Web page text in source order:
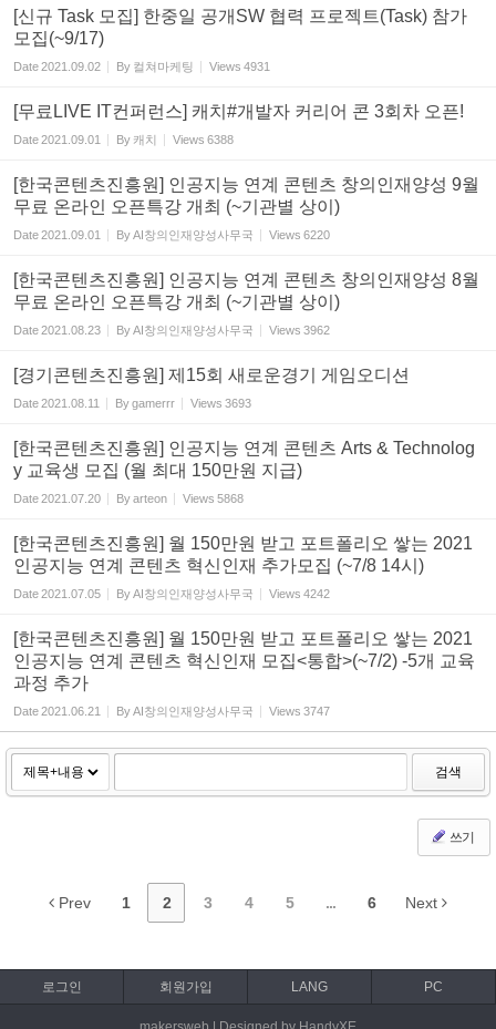
[신규 Task 모집] 한중일 공개SW 협력 프로젝트(Task) 참가
모집(~9/17)
Date2021.09.02 By 컬쳐마케팅 Views 4931
[무료LIVE IT컨퍼런스] 캐치#개발자 커리어 콘 3회차 오픈!
Date2021.09.01 By 캐치 Views 6388
[한국콘텐츠진흥원] 인공지능 연계 콘텐츠 창의인재양성 9월
무료 온라인 오픈특강 개최 (~기관별 상이)
Date2021.09.01 ByAI창의인재양성사무국 Views 6220
[한국콘텐츠진흥원] 인공지능 연계 콘텐츠 창의인재양성 8월
무료 온라인 오픈특강 개최 (~기관별 상이)
Date2021.08.23 ByAI창의인재양성사무국 Views 3962
[경기콘텐츠진흥원] 제15회 새로운경기 게임오디션
Date2021.08.11 Bygamerrr Views 3693
[한국콘텐츠진흥원] 인공지능 연계 콘텐츠 Arts & Technolog
y 교육생 모집 (월 최대 150만원 지급)
Date2021.07.20 Byarteon Views 5868
[한국콘텐츠진흥원] 월 150만원 받고 포트폴리오 쌓는 2021
인공지능 연계 콘텐츠 혁신인재 추가모집 (~7/8 14시)
Date2021.07.05 ByAI창의인재양성사무국 Views 4242
[한국콘텐츠진흥원] 월 150만원 받고 포트폴리오 쌓는 2021
인공지능 연계 콘텐츠 혁신인재 모집<통합>(~7/2) -5개 교육
과정 추가
Date2021.06.21 ByAI창의인재양성사무국 Views 3747
검색
쓰기
Prev 1 2 3 4 5 ... 6 Next
로그인 회원가입 LANG PC